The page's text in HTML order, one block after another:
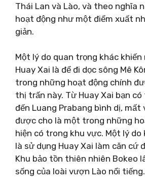
Thái Lan và Lào, và theo nghĩa
hoạt động như một điểm xuất
giản.
Một lý do quan trọng khác khiến
Huay Xai là để đi dọc sông Mê
trong những hoạt động chính
thị trấn này. Từ Huay Xai bạn
đến Luang Prabang bình dị, mất
được cho là một trong những
hiện có trong khu vực. Một lý do
là sử dụng Huay Xai làm căn cứ
Khu bảo tồn thiên nhiên Bokeo
sống của loài vượn Lào nổi tiếng.